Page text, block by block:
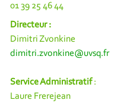
01 39 25 46 44
Directeur :
Dimitri Zvonkine
dimitri.zvonkine@uvsq.fr
Service Administratif:
Laure Frerejean